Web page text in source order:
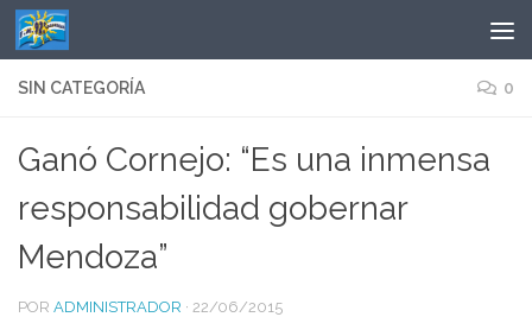
Saltar al contenido
SIN CATEGORÍA 0
Ganó Cornejo: “Es una inmensa
responsabilidad gobernar
Mendoza”
POR ADMINISTRADOR · 22/06/2015